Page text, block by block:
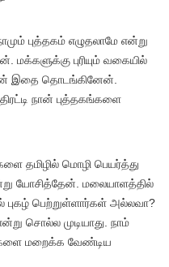
புத்தகம் எழுதலாமே என்று
புரியும் வகையில்
இதை தொடங்கினேன்.
நான் புத்தகங்களை
தமிழில் மொழி பெயர்த்து
யோசித்தேன். மலையாளத்தில்
புகழ் பெற்றுள்ளார்கள் அல்லவா?
சொல்ல முடியாது. நாம்
மறைக்க வேண்டிய